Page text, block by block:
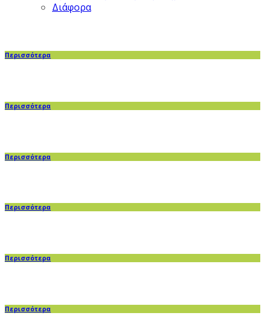
Διάφορα
Περισσότερα
Περισσότερα
Περισσότερα
Περισσότερα
Περισσότερα
Περισσότερα